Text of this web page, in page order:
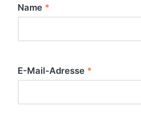
Name *
E-Mail-Adresse *